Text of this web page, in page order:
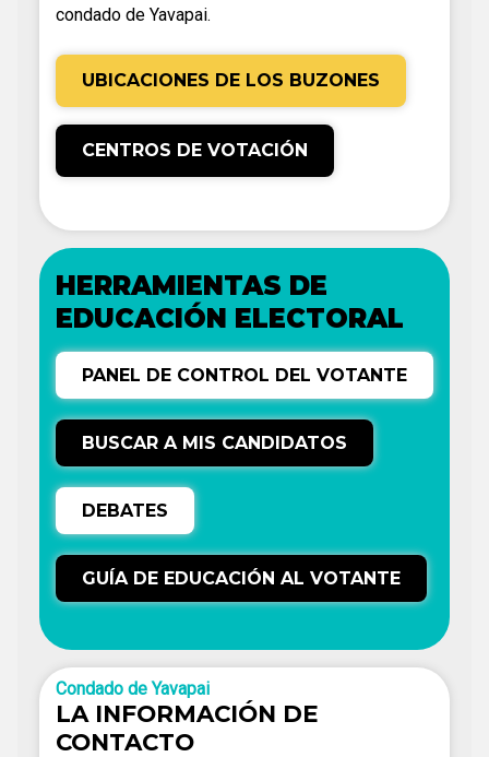
condado de Yavapai.
UBICACIONES DE LOS BUZONES
CENTROS DE VOTACIÓN
HERRAMIENTAS DE
EDUCACIÓN ELECTORAL
PANEL DE CONTROL DEL VOTANTE
BUSCAR A MIS CANDIDATOS
DEBATES
GUÍA DE EDUCACIÓN AL VOTANTE
Condado de Yavapai
LA INFORMACIÓN DE
CONTACTO